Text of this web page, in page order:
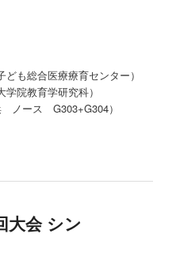
も総合医療療育センター）
院教育学研究科）
ノース G303+G304）
大会 シン